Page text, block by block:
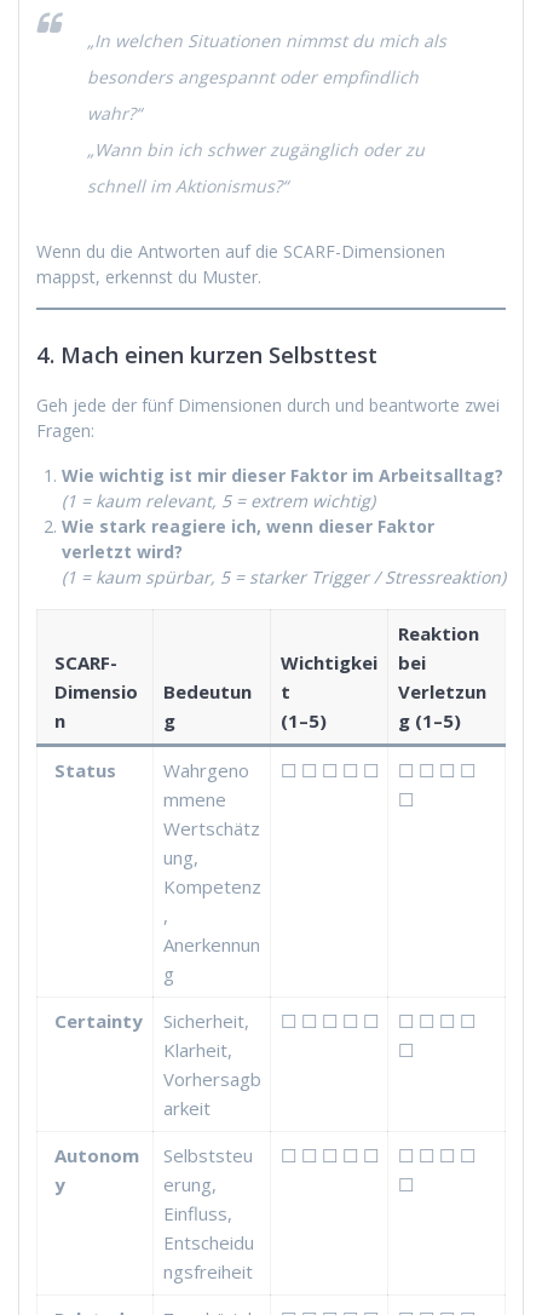
„In welchen Situationen nimmst du mich als
besonders angespannt oder empfindlich
wahr?“
„Wann bin ich schwer zugänglich oder zu
schnell im Aktionismus?“
Wenn du die Antworten auf die SCARF-Dimensionen
mappst, erkennst du Muster.
4. Mach einen kurzen Selbsttest
Geh jede der fünf Dimensionen durch und beantworte zwei
Fragen:
Wie wichtig ist mir dieser Faktor im Arbeitsalltag?
(1 = kaum relevant, 5 = extrem wichtig)
Wie stark reagiere ich, wenn dieser Faktor
verletzt wird?
(1 = kaum spürbar, 5 = starker Trigger / Stressreaktion)
SCARF-
Dimensio
n
Bedeutun
g
Wichtigkei
t
(1–5)
Reaktion
bei
Verletzun
g (1–5)
Status
Wahrgeno
mmene
Wertschätz
ung,
Kompetenz
,
Anerkennun
g
☐ ☐ ☐ ☐ ☐
☐ ☐ ☐ ☐
☐
Certainty
Sicherheit,
Klarheit,
Vorhersagb
arkeit
☐ ☐ ☐ ☐ ☐
☐ ☐ ☐ ☐
☐
Autonom
y
Selbststeu
erung,
Einfluss,
Entscheidu
ngsfreiheit
☐ ☐ ☐ ☐ ☐
☐ ☐ ☐ ☐
☐